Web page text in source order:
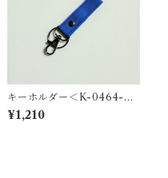
キーホルダー＜K-0464-Y
＞
¥1,210